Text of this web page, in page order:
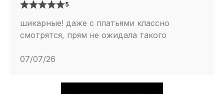
5
шикарные! даже с платьями классно
смотрятся, прям не ожидала такого
07/07/26